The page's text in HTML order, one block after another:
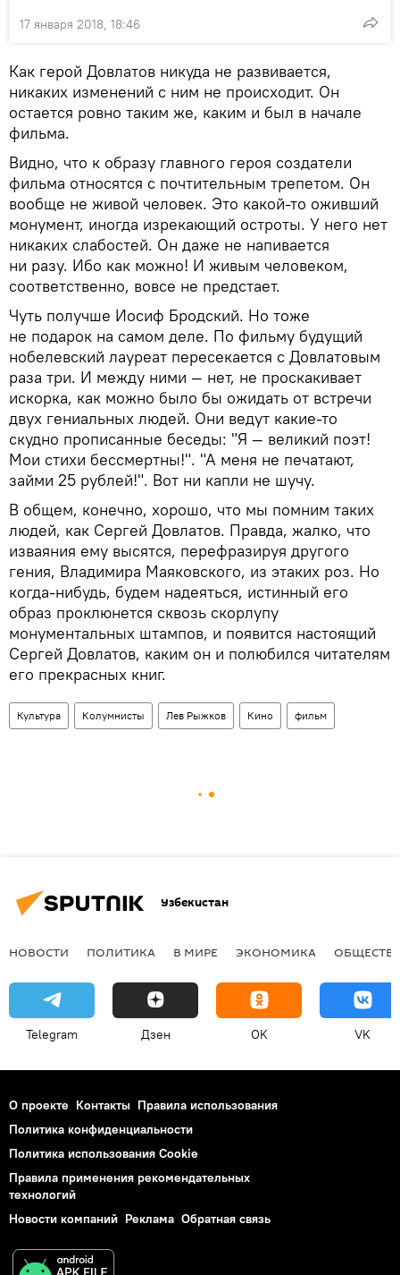
17 января 2018, 18:46
Как герой Довлатов никуда не развивается,
никаких изменений с ним не происходит. Он
остается ровно таким же, каким и был в начале
фильма.
Видно, что к образу главного героя создатели
фильма относятся с почтительным трепетом. Он
вообще не живой человек. Это какой-то оживший
монумент, иногда изрекающий остроты. У него нет
никаких слабостей. Он даже не напивается
ни разу. Ибо как можно! И живым человеком,
соответственно, вовсе не предстает.
Чуть получше Иосиф Бродский. Но тоже
не подарок на самом деле. По фильму будущий
нобелевский лауреат пересекается с Довлатовым
раза три. И между ними — нет, не проскакивает
искорка, как можно было бы ожидать от встречи
двух гениальных людей. Они ведут какие-то
скудно прописанные беседы: "Я — великий поэт!
Мои стихи бессмертны!". "А меня не печатают,
займи 25 рублей!". Вот ни капли не шучу.
В общем, конечно, хорошо, что мы помним таких
людей, как Сергей Довлатов. Правда, жалко, что
изваяния ему высятся, перефразируя другого
гения, Владимира Маяковского, из этаких роз. Но
когда-нибудь, будем надеяться, истинный его
образ проклюнется сквозь скорлупу
монументальных штампов, и появится настоящий
Сергей Довлатов, каким он и полюбился читателям
его прекрасных книг.
Культура Колумнисты Лев Рыжков Кино фильм
Узбекистан
НОВОСТИ ПОЛИТИКА В МИРЕ ЭКОНОМИКА
Telegram Дзен OK VK
О проекте Контакты Правила использования
Политика конфиденциальности
Политика использования Cookie
Правила применения рекомендательных
технологий
Новости компаний Реклама Обратная связь